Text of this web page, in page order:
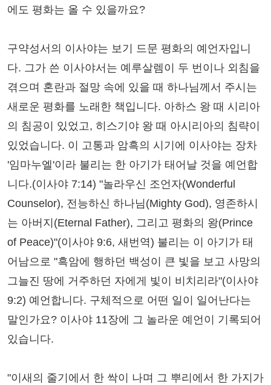
에도 평화는 올 수 있을까요?
구약성서의 이사야는 보기 드문 평화의 예언자입니
다. 그가 쓴 이사야서는 예루살렘이 두 번이나 외침을
겪으며 혼란과 절망 속에 있을 때 하나님께서 주시는
새로운 평화를 노래한 책입니다. 아하스 왕 때 시리아
의 침공이 있었고, 히스기야 왕 때 아시리아의 침략이
있었습니다. 이 고통과 암흑의 시기에 이사야는 장차
'임마누엘'이라 불리는 한 아기가 태어날 것을 예언합
니다.(이사야 7:14) "놀라우신 조언자(Wonderful
Counselor), 전능하신 하나님(Mighty God), 영존하시
는 아버지(Eternal Father), 그리고 평화의 왕(Prince
of Peace)"(이사야 9:6, 새번역) 불리는 이 아기가 태
어남으로 "흑암에 행하던 백성이 큰 빛을 보고 사망의
그늘진 땅에 거주하던 자에게 빛이 비치리라"(이사야
9:2) 예언합니다. 구체적으로 어떤 일이 일어난다는
말인가요? 이사야 11장에 그 놀라운 예언이 기록되어
있습니다.
"이새의 줄기에서 한 싹이 나며 그 뿌리에서 한 가지가